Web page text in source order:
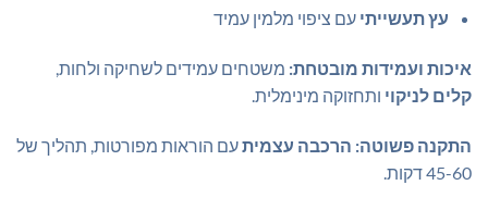
עץ תעשייתי עם ציפוי מלמין עמיד
איכות ועמידות מובטחת: משטחים עמידים לשחיקה ולחות,
קלים לניקוי ותחזוקה מינימלית.
התקנה פשוטה: הרכבה עצמיתעם הוראות מפורטות, תהליך של
45-60 דקות.